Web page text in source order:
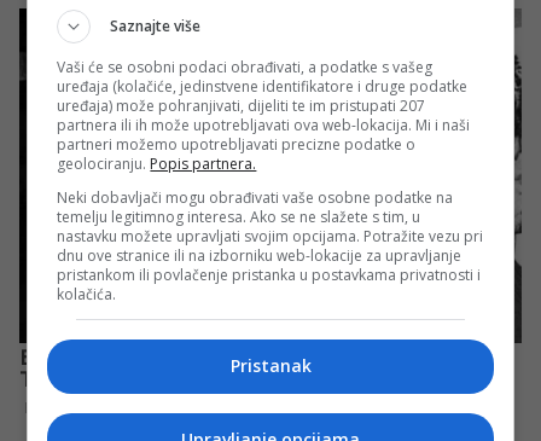
Saznajte više
Vaši će se osobni podaci obrađivati, a podatke s vašeg
uređaja (kolačiće, jedinstvene identifikatore i druge podatke
uređaja) može pohranjivati, dijeliti te im pristupati 207
partnera ili ih može upotrebljavati ova web-lokacija. Mi i naši
partneri možemo upotrebljavati precizne podatke o
geolociranju. Popis partnera.
Neki dobavljači mogu obrađivati vaše osobne podatke na
temelju legitimnog interesa. Ako se ne slažete s tim, u
nastavku možete upravljati svojim opcijama. Potražite vezu pri
dnu ove stranice ili na izborniku web-lokacije za upravljanje
pristankom ili povlačenje pristanka u postavkama privatnosti i
kolačića.
Pristanak